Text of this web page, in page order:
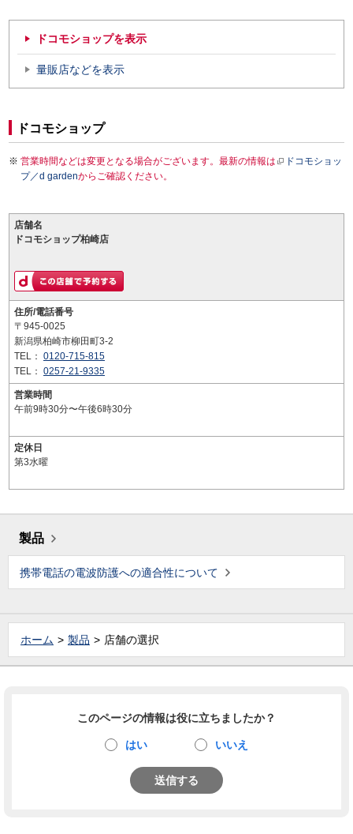
ドコモショップを表示
量販店などを表示
ドコモショップ
営業時間などは変更となる場合がございます。最新の情報は
ドコモショッ
プ／d gardenからご確認ください。
店舗名
ドコモショップ柏崎店
住所/電話番号
〒945-0025
新潟県柏崎市柳田町3-2
TEL： 0120-715-815
TEL： 0257-21-9335
営業時間
午前9時30分〜午後6時30分
定休日
第3水曜
製品
携帯電話の電波防護への適合性について
ホーム 製品 店舗の選択
このページの情報は役に立ちましたか？
はい いいえ
送信する